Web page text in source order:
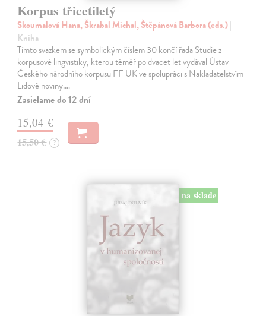
Korpus třicetiletý
Skoumalová Hana, Škrabal Michal, Štěpánová Barbora (eds.)|
Kniha
Tímto svazkem se symbolickým číslem 30 končí řada Studie z
korpusové lingvistiky, kterou téměř po dvacet let vydával Ústav
Českého národního korpusu FF UK ve spolupráci s Nakladatelstvím
Lidové noviny.…
Zasielame do 12 dní
15,04 €
15,50 € ?
na sklade